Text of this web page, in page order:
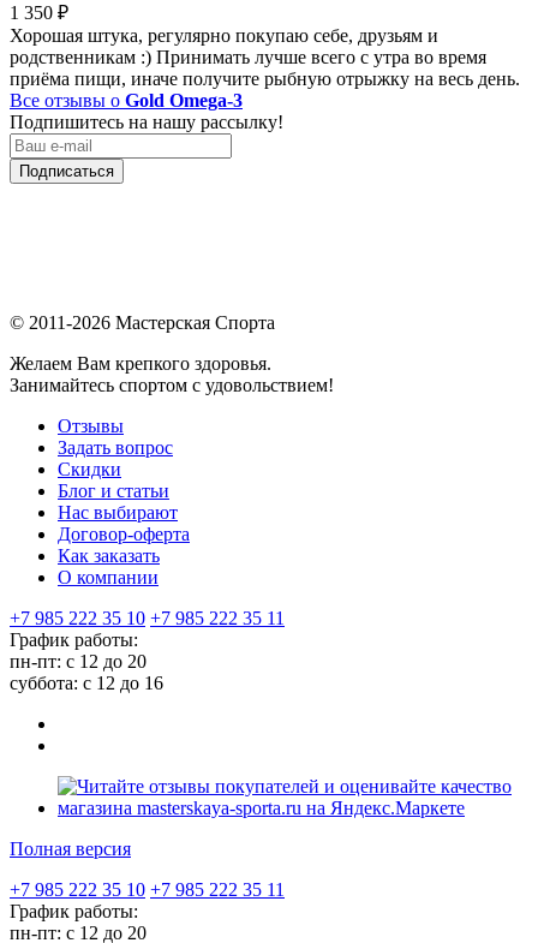
1 350 ₽
Хорошая штука, регулярно покупаю себе, друзьям и
родственникам :) Принимать лучше всего с утра во время
приёма пищи, иначе получите рыбную отрыжку на весь день.
Все отзывы о Gold Omega-3
Подпишитесь на нашу рассылку!
Подписаться
© 2011-2026 Мастерская Спорта
Желаем Вам крепкого здоровья.
Занимайтесь спортом с удовольствием!
Отзывы
Задать вопрос
Скидки
Блог и статьи
Нас выбирают
Договор-оферта
Как заказать
О компании
+7 985 222 35 10 +7 985 222 35 11
График работы:
пн-пт: с 12 до 20
суббота: c 12 до 16
Полная версия
+7 985 222 35 10 +7 985 222 35 11
График работы:
пн-пт: с 12 до 20